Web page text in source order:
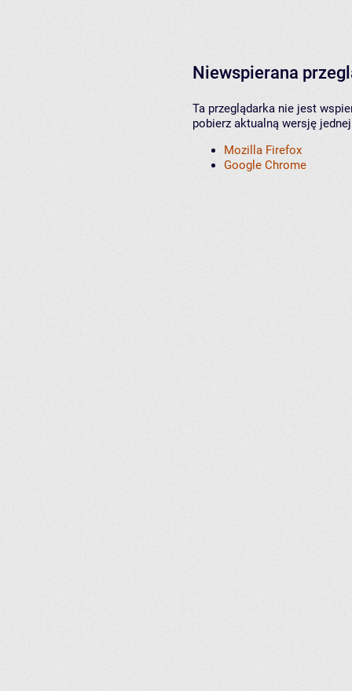
Niewspierana
Ta przeglądarka nie jest
pobierz aktualną wersję
Mozilla Firefox
Google Chrome